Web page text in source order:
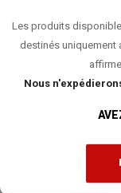
Les produits
destinés uniquement
Nous